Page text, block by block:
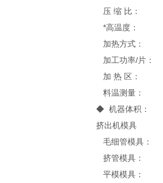
压 缩 比：
*高温度：
加热方式：
加工功率/片
加 热 区：
料温测量
◆ 机器体积：
挤出机模具
毛细管模具：
挤管模具：
平模模具：